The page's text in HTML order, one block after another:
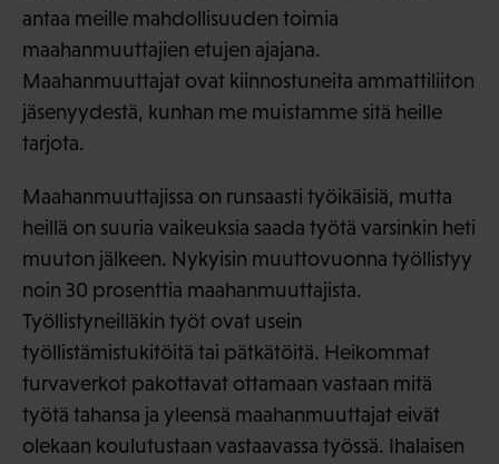
antaa meille mahdollisuuden toimia
maahanmuuttajien etujen ajajana.
Maahanmuuttajat ovat kiinnostuneita ammattiliiton
jäsenyydestä, kunhan me muistamme sitä heille
tarjota.
Maahanmuuttajissa on runsaasti työikäisiä, mutta
heillä on suuria vaikeuksia saada työtä varsinkin heti
muuton jälkeen. Nykyisin muuttovuonna työllistyy
noin 30 prosenttia maahanmuuttajista.
Työllistyneilläkin työt ovat usein
työllistämistukitöitä tai pätkätöitä. Heikommat
turvaverkot pakottavat ottamaan vastaan mitä
työtä tahansa ja yleensä maahanmuuttajat eivät
olekaan koulutustaan vastaavassa työssä. Ihalaisen